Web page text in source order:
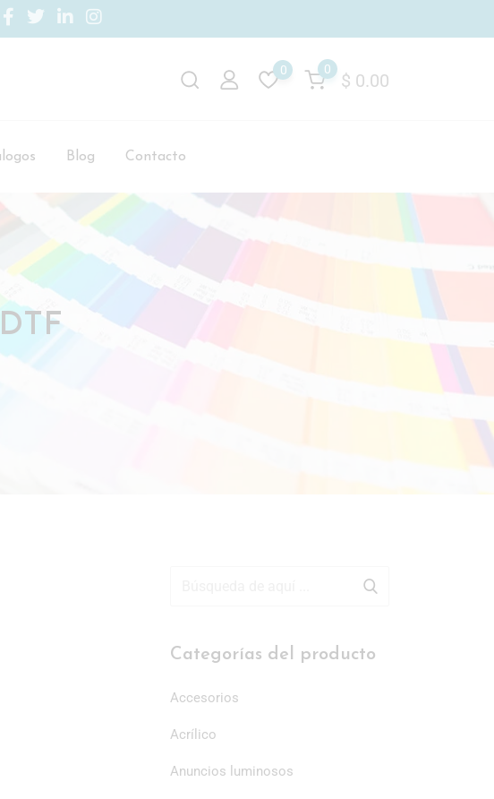
$ 0.00
0
0
Blog Contacto
Categorías del producto
Accesorios
Acrílico
Anuncios luminosos